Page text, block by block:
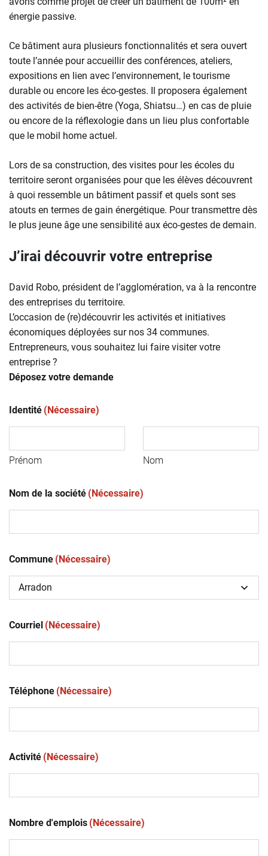
énergie passive.
Ce bâtiment aura plusieurs fonctionnalités et sera ouvert
toute l’année pour accueillir des conférences, ateliers,
expositions en lien avec l’environnement, le tourisme
durable ou encore les éco-gestes. Il proposera également
des activités de bien-être (Yoga, Shiatsu…) en cas de pluie
ou encore de la réflexologie dans un lieu plus confortable
que le mobil home actuel.
Lors de sa construction, des visites pour les écoles du
territoire seront organisées pour que les élèves découvrent
à quoi ressemble un bâtiment passif et quels sont ses
atouts en termes de gain énergétique. Pour transmettre dès
le plus jeune âge une sensibilité aux éco-gestes de demain.
J’irai découvrir votre entreprise
David Robo, président de l’agglomération, va à la rencontre
des entreprises du territoire.
L’occasion de (re)découvrir les activités et initiatives
économiques déployées sur nos 34 communes.
Entrepreneurs, vous souhaitez lui faire visiter votre
entreprise ?
Déposez votre demande
Identité (Nécessaire)
Prénom Nom
Nom de la société (Nécessaire)
Commune (Nécessaire)
Courriel (Nécessaire)
Téléphone (Nécessaire)
Activité (Nécessaire)
Nombre d'emplois (Nécessaire)